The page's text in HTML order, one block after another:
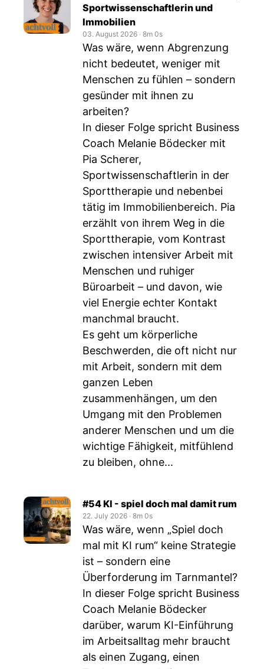
Sportwissenschaftlerin und
Immobilien
03. August 2026 ‧ 8m 0s
Was wäre, wenn Abgrenzung
nicht bedeutet, weniger mit
Menschen zu fühlen – sondern
gesünder mit ihnen zu
arbeiten?
In dieser Folge spricht Business
Coach Melanie Bödecker mit
Pia Scherer,
Sportwissenschaftlerin in der
Sporttherapie und nebenbei
tätig im Immobilienbereich. Pia
erzählt von ihrem Weg in die
Sporttherapie, vom Kontrast
zwischen intensiver Arbeit mit
Menschen und ruhiger
Büroarbeit – und davon, wie
viel Energie echter Kontakt
manchmal braucht.
Es geht um körperliche
Beschwerden, die oft nicht nur
mit Arbeit, sondern mit dem
ganzen Leben
zusammenhängen, um den
Umgang mit den Problemen
anderer Menschen und um die
wichtige Fähigkeit, mitfühlend
zu bleiben, ohne...
#54 KI - spiel doch mal damit rum
22. July 2026 ‧ 8m 0s
Was wäre, wenn „Spiel doch
mal mit KI rum“ keine Strategie
ist – sondern eine
Überforderung im Tarnmantel?
In dieser Folge spricht Business
Coach Melanie Bödecker
darüber, warum KI-Einführung
im Arbeitsalltag mehr braucht
als einen Zugang, einen